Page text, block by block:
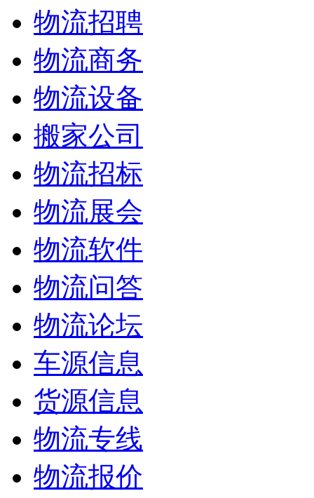
物流招聘
物流商务
物流设备
搬家公司
物流招标
物流展会
物流软件
物流问答
物流论坛
车源信息
货源信息
物流专线
物流报价